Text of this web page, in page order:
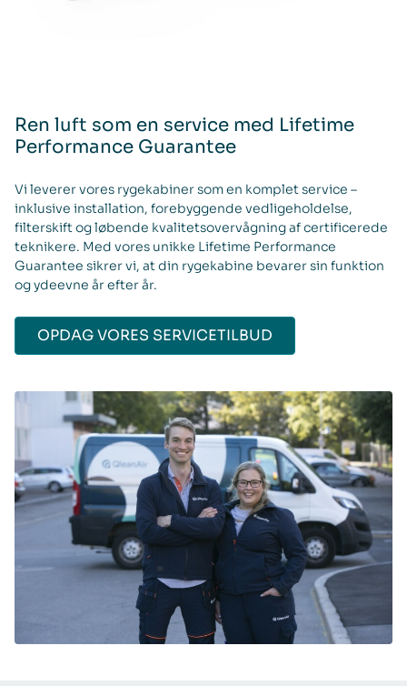
Ren luft som en service med Lifetime
Performance Guarantee
Vi leverer vores rygekabiner som en komplet service –
inklusive installation, forebyggende vedligeholdelse,
filterskift og løbende kvalitetsovervågning af certificerede
teknikere. Med vores unikke Lifetime Performance
Guarantee sikrer vi, at din rygekabine bevarer sin funktion
og ydeevne år efter år.
OPDAG VORES SERVICETILBUD